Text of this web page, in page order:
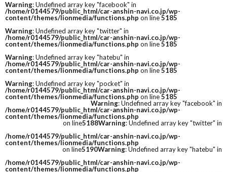
Warning: Undefined array key "facebook" in
/home/r0144579/public_html/car-anshin-navi.co.jp/wp-
content/themes/lionmedia/functions.php on line5185
Warning: Undefined array key "twitter" in
/home/r0144579/public_html/car-anshin-navi.co.jp/wp-
content/themes/lionmedia/functions.php on line5185
Warning: Undefined array key "hatebu" in
/home/r0144579/public_html/car-anshin-navi.co.jp/wp-
content/themes/lionmedia/functions.php on line5185
Warning: Undefined array key "pocket" in
/home/r0144579/public_html/car-anshin-navi.co.jp/wp-
content/themes/lionmedia/functions.php on line5185
Warning: Undefined array key "facebook" in
/home/r0144579/public_html/car-anshin-navi.co.jp/wp-
content/themes/lionmedia/functions.php
on line5188Warning: Undefined array key "twitter" in
/home/r0144579/public_html/car-anshin-navi.co.jp/wp-
content/themes/lionmedia/functions.php
on line5190Warning: Undefined array key "hatebu" in
/home/r0144579/public_html/car-anshin-navi.co.jp/wp-
content/themes/lionmedia/functions.php